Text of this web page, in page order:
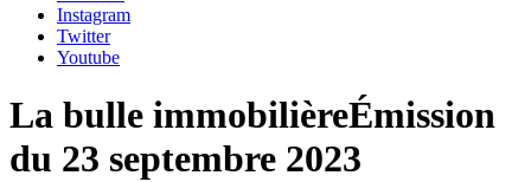
Instagram
Twitter
Youtube
La bulle immobilièreÉmission
du 23 septembre 2023